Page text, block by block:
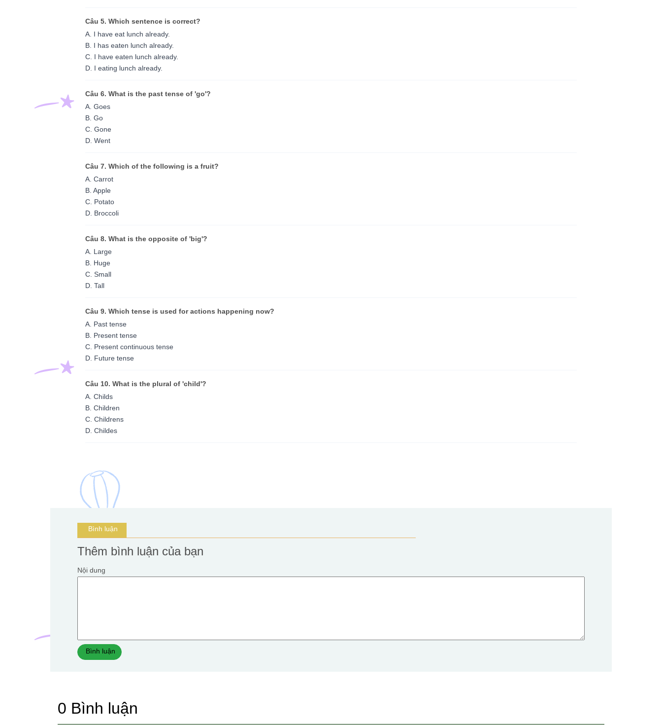
Câu 5. Which sentence is correct?
A. I have eat lunch already.
B. I has eaten lunch already.
C. I have eaten lunch already.
D. I eating lunch already.
Câu 6. What is the past tense of 'go'?
A. Goes
B. Go
C. Gone
D. Went
Câu 7. Which of the following is a fruit?
A. Carrot
B. Apple
C. Potato
D. Broccoli
Câu 8. What is the opposite of 'big'?
A. Large
B. Huge
C. Small
D. Tall
Câu 9. Which tense is used for actions happening now?
A. Past tense
B. Present tense
C. Present continuous tense
D. Future tense
Câu 10. What is the plural of 'child'?
A. Childs
B. Children
C. Childrens
D. Childes
Bình luận
Thêm bình luận của bạn
Nội dung
Bình luận
0 Bình luận